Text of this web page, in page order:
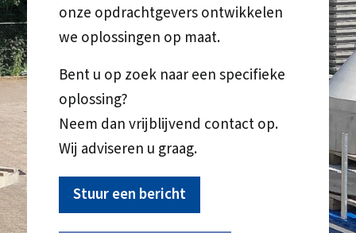
onze opdrachtgevers ontwikkelen
we oplossingen op maat.
Bent u op zoek naar een specifieke
oplossing?
Neem dan vrijblijvend contact op.
Wij adviseren u graag.
Stuur een bericht